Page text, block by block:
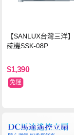
【SANLUX台灣三洋
碗機SSK-08P
$1,390
免運